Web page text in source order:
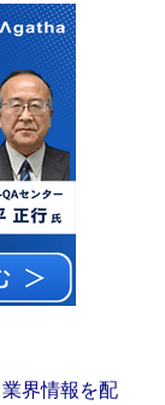
界情報を配